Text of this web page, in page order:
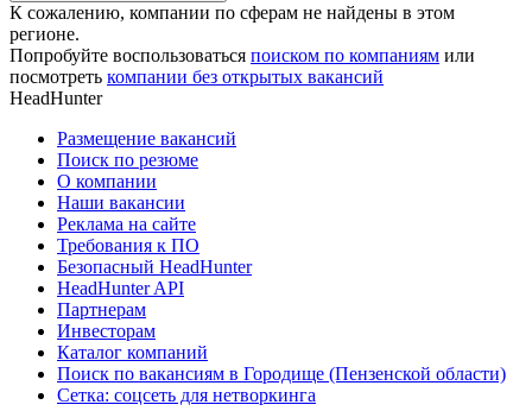
К сожалению, компании по сферам не найдены в этом
регионе.
Попробуйте воспользоваться поиском по компаниям или
посмотреть компании без открытых вакансий
HeadHunter
Размещение вакансий
Поиск по резюме
О компании
Наши вакансии
Реклама на сайте
Требования к ПО
Безопасный HeadHunter
HeadHunter API
Партнерам
Инвесторам
Каталог компаний
Поиск по вакансиям в Городище (Пензенской области)
Сетка: соцсеть для нетворкинга